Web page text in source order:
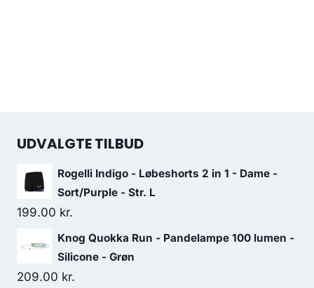
UDVALGTE TILBUD
Rogelli Indigo - Løbeshorts 2 in 1 - Dame -
Sort/Purple - Str. L
199.00 kr.
Knog Quokka Run - Pandelampe 100 lumen -
Silicone - Grøn
209.00 kr.